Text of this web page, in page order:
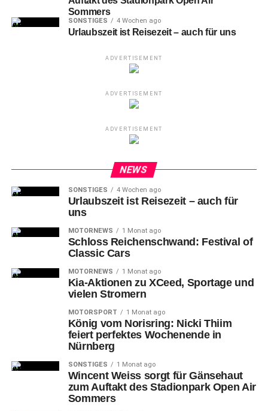
Sommers
SONSTIGES 4 Wochen ago
Urlaubszeit ist Reisezeit – auch für uns
ADVERTISEMENT
ADVERTISEMENT
ADVERTISEMENT
NEWS
SONSTIGES 4 Wochen ago
Urlaubszeit ist Reisezeit – auch für
uns
MOTORNEWS 1 Monat ago
Schloss Reichenschwand: Festival of
Classic Cars
MOTORNEWS 1 Monat ago
Kia-Aktionen zu XCeed, Sportage und
vielen Stromern
MOTORSPORT 1 Monat ago
König vom Norisring: Nicki Thiim
feiert perfektes Wochenende in
Nürnberg
SONSTIGES 1 Monat ago
Wincent Weiss sorgt für Gänsehaut
zum Auftakt des Stadionpark Open Air
Sommers